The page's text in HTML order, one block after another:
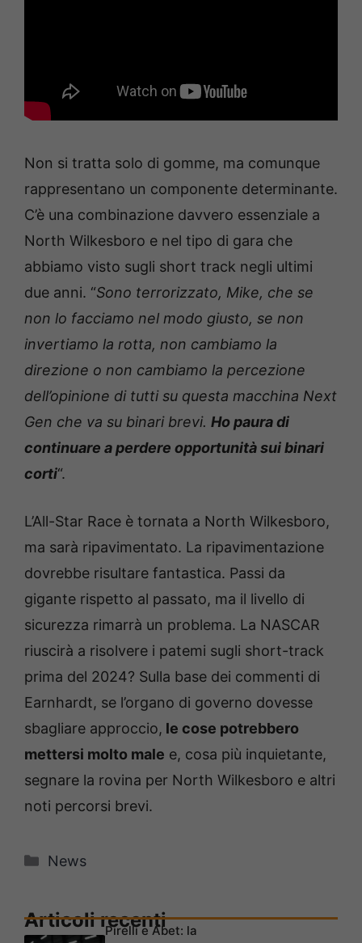
Non si tratta solo di gomme, ma comunque
rappresentano un componente determinante.
C’è una combinazione davvero essenziale a
North Wilkesboro e nel tipo di gara che
abbiamo visto sugli short track negli ultimi
due anni. “Sono terrorizzato, Mike, che se
non lo facciamo nel modo giusto, se non
invertiamo la rotta, non cambiamo la
direzione o non cambiamo la percezione
dell’opinione di tutti su questa macchina Next
Gen che va su binari brevi. Ho paura di
continuare a perdere opportunità sui binari
corti“.
L’All-Star Race è tornata a North Wilkesboro,
ma sarà ripavimentato. La ripavimentazione
dovrebbe risultare fantastica. Passi da
gigante rispetto al passato, ma il livello di
sicurezza rimarrà un problema. La NASCAR
riuscirà a risolvere i patemi sugli short-track
prima del 2024? Sulla base dei commenti di
Earnhardt, se l’organo di governo dovesse
sbagliare approccio, le cose potrebbero
mettersi molto male e, cosa più inquietante,
segnare la rovina per North Wilkesboro e altri
noti percorsi brevi.
Categorie
News
Articoli recenti
Pirelli e Abet: la